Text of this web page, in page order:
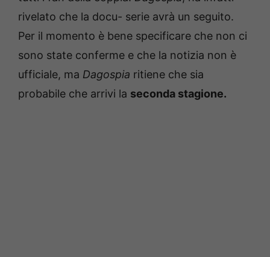
rivelato che la docu- serie avrà un seguito.
Per il momento è bene specificare che non ci
sono state conferme e che la notizia non è
ufficiale, ma Dagospia ritiene che sia
probabile che arrivi la seconda stagione.